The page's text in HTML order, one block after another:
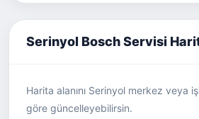
Serinyol Bosch Servisi
Harita alanını Serinyol merkez veya
göre güncelleyebilirsin.